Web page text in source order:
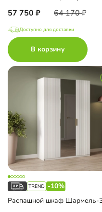
57 750 64 170
Доступно для доставки
В корзину
-10%